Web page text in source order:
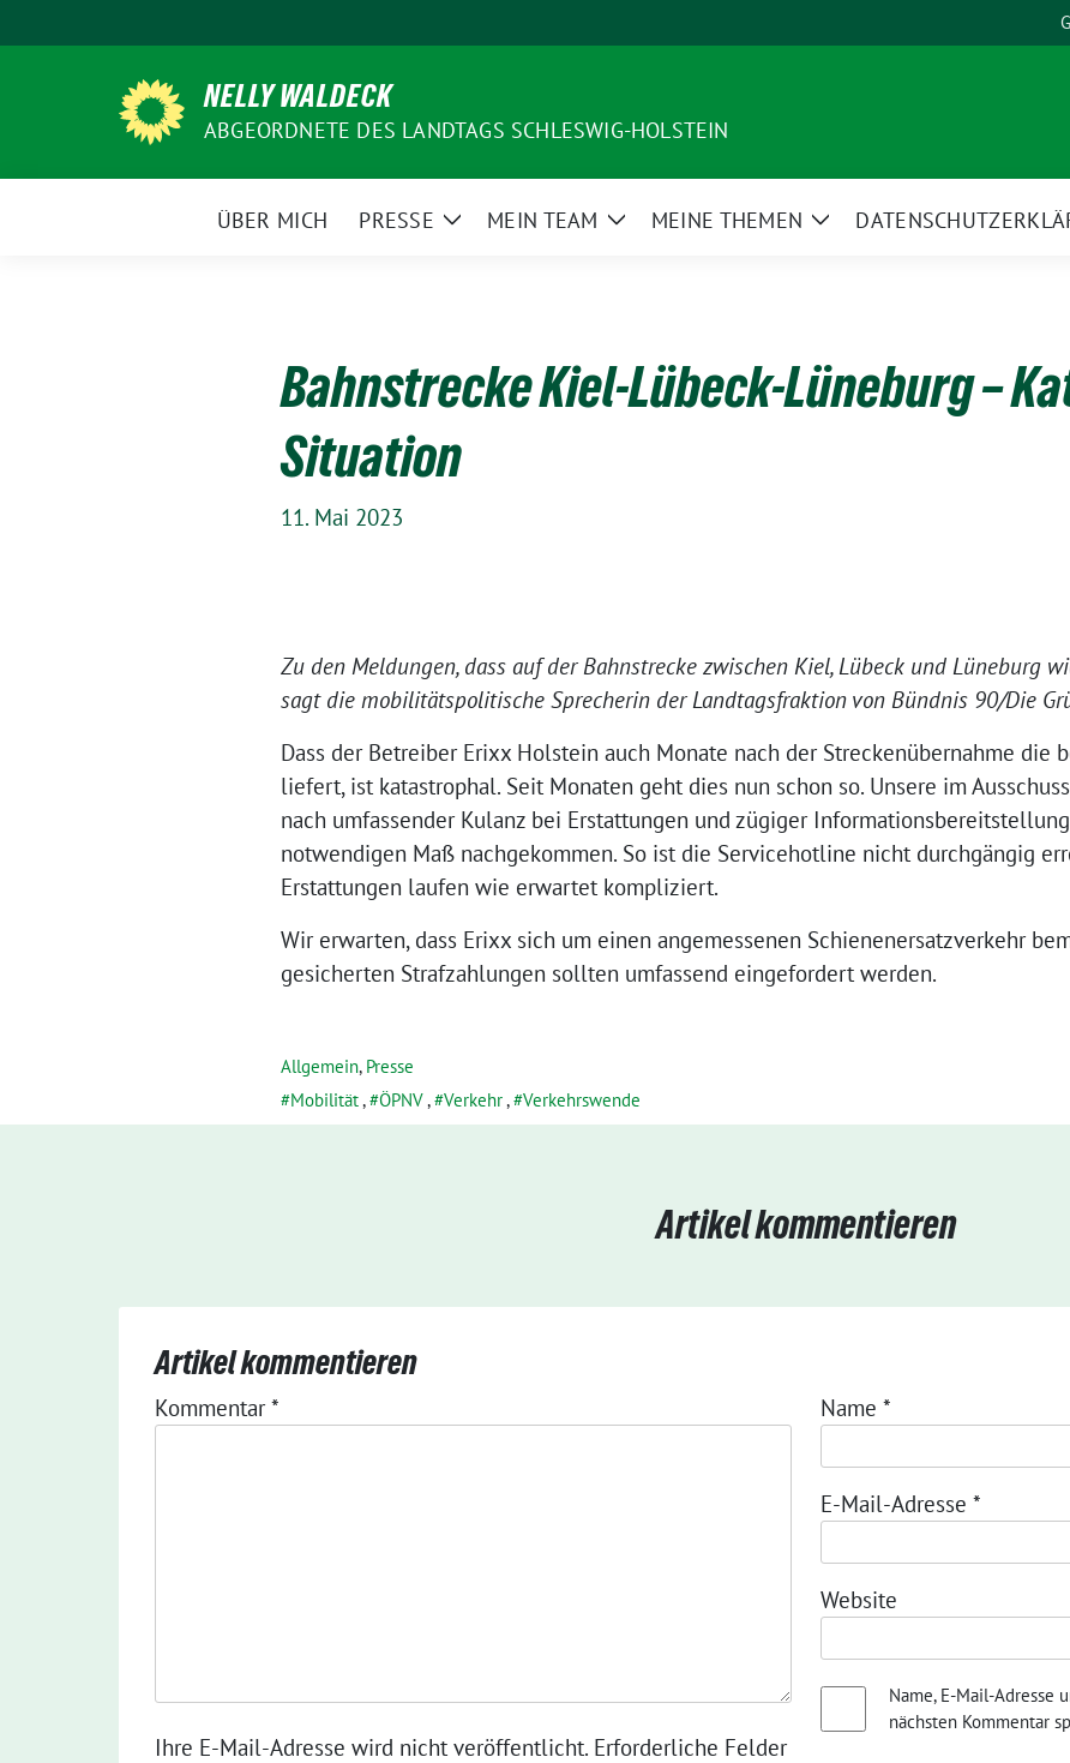
zum
NELLY WALDECK
ABGEORDNETE DES LANDTAGS SCHLESWIG-HOLSTEIN
ÜBER MICH PRESSE
ZeigeMEIN TEAM
ZeigeMEINE THEMEN
Zeige
Bahnstrecke Kiel-Lübeck-Lüneburg –
Situation
11. Mai 2023
Zu den Meldungen, dass auf der Bahnstrecke zwischen Kiel, Lübeck und Lüneburg
sagt die mobilitätspolitische Sprecherin der Landtagsfraktion von Bündnis 90/Die
Dass der Betreiber Erixx Holstein auch Monate nach der Streckenübernahme die
liefert, ist katastrophal. Seit Monaten geht dies nun schon so. Unsere im
nach umfassender Kulanz bei Erstattungen und zügiger
notwendigen Maß nachgekommen. So ist die Servicehotline nicht durchgängig
Erstattungen laufen wie erwartet kompliziert.
Wir erwarten, dass Erixx sich um einen angemessenen Schienenersatzverkehr
gesicherten Strafzahlungen sollten umfassend eingefordert werden.
Allgemein, Presse
Mobilität, ÖPNV, Verkehr, Verkehrswende
Artikel kommentieren
Artikel kommentieren
Kommentar*
Ihre E-Mail-Adresse wird nicht veröffentlicht. Erforderliche Felder
Name *
E-Mail-Adresse *
Website
Name, E-Mail-Adresse
nächsten Kommentar